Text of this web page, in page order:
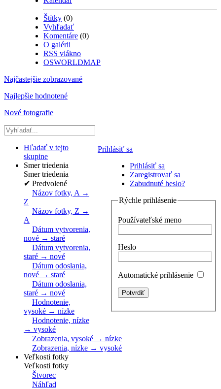
Štítky (0)
Vyhľadať
Komentáre (0)
O galérii
RSS vlákno
OSWORLDMAP
Najčastejšie zobrazované
Najlepšie hodnotené
Nové fotografie
Prihlásiť sa
Prihlásiť sa
Zaregistrovať sa
Zabudnuté heslo?
Rýchle prihlásenie
Používateľské meno
Heslo
Automatické prihlásenie
Hľadať v tejto
skupine
Smer triedenia
Smer triedenia
✔ Predvolené
Názov fotky, A →
Z
Názov fotky, Z →
A
Dátum vytvorenia,
nové → staré
Dátum vytvorenia,
staré → nové
Dátum odoslania,
nové → staré
Dátum odoslania,
staré → nové
Hodnotenie,
vysoké → nízke
Hodnotenie, nízke
→ vysoké
Zobrazenia, vysoké → nízke
Zobrazenia, nízke → vysoké
Veľkosti fotky
Veľkosti fotky
Štvorec
Náhľad